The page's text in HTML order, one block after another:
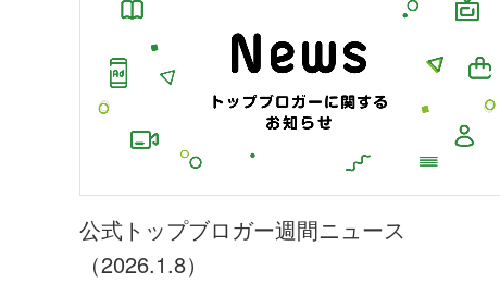
公式トップブロガー週間ニュース
（2026.1.8）